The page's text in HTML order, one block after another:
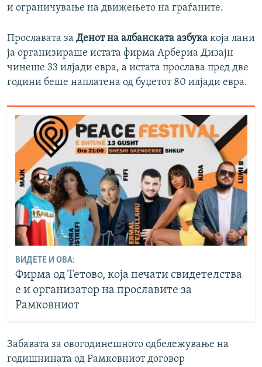
и ограничување на движењето на граѓаните.
Прославата за Денот на албанската азбука која лани
ја организираше истата фирма Арбериа Дизајн
чинеше 33 илјади евра, а истата прослава пред две
години беше наплатена од буџетот 80 илјади евра.
ВИДЕТЕ И ОВА:
Фирма од Тетово, која печати свидетелствa
е и организатор на прославите за
Рамковниот
Забавата за овогодинешното одбележување на
годишнината од Рамковниот договор